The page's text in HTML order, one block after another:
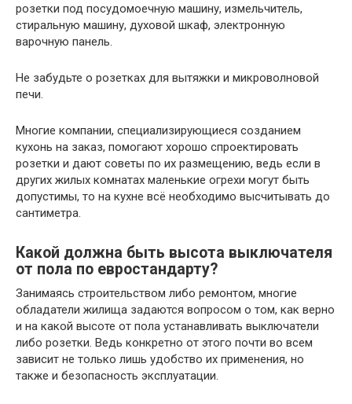
розетки под посудомоечную машину, измельчитель,
стиральную машину, духовой шкаф, электронную
варочную панель.
Не забудьте о розетках для вытяжки и микроволновой
печи.
Многие компании, специализирующиеся созданием
кухонь на заказ, помогают хорошо спроектировать
розетки и дают советы по их размещению, ведь если в
других жилых комнатах маленькие огрехи могут быть
допустимы, то на кухне всё необходимо высчитывать до
сантиметра.
Какой должна быть высота выключателя
от пола по евростандарту?
Занимаясь строительством либо ремонтом, многие
обладатели жилища задаются вопросом о том, как верно
и на какой высоте от пола устанавливать выключатели
либо розетки. Ведь конкретно от этого почти во всем
зависит не только лишь удобство их применения, но
также и безопасность эксплуатации.